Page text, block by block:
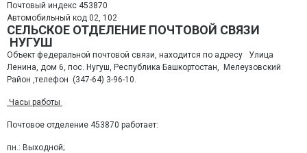
Почтовый индекс 453870
Автомобильный код 02, 102
СЕЛЬСКОЕ ОТДЕЛЕНИЕ ПОЧТОВОЙ СВЯЗИ
НУГУШ
Объект федеральной почтовой связи, находится по адресу Улица
Ленина, дом 6, пос. Нугуш, Республика Башкортостан, Мелеузовский
Район ,телефон (347-64) 3-96-10.
Часы работы
Почтовое отделение 453870 работает:
пн.: Выходной;